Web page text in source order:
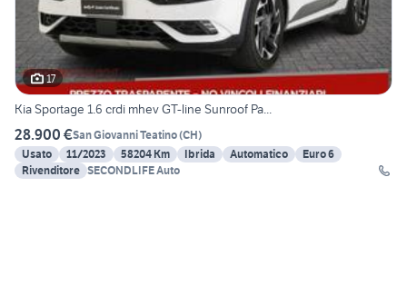
17
Kia Sportage 1.6 crdi mhev GT-line Sunroof Pa...
28.900 €San Giovanni Teatino(CH)
Usato
11/2023 58204 Km Ibrida Automatico
Euro 6
Rivenditore SECONDLIFE Auto